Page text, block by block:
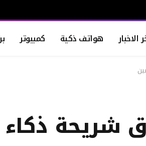
الاخبار هواتف ذكية كمبيوتر
شريحة